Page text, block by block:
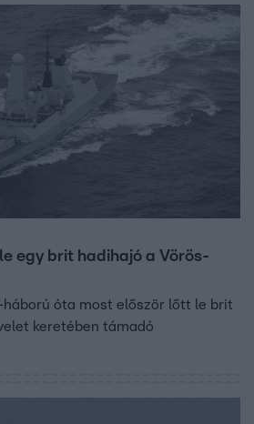
egy brit hadihajó a Vörös-
háború óta most először lőtt le brit
keretében támadó